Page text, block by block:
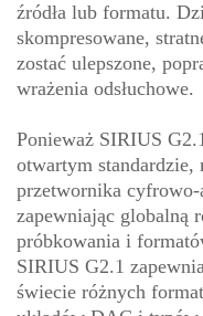
źródła lub formatu.
skompresowane,
zostać ulepszone,
wrażenia odsłuchowe.
Ponieważ SIRIUS
otwartym standardzie,
przetwornika
zapewniając globalną
próbkowania i
SIRIUS G2.1
świecie różnych